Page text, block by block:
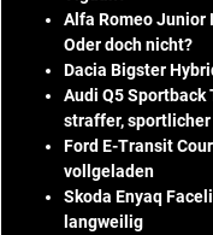
Alfa Romeo Junior
Oder doch nicht?
Dacia Bigster
Audi Q5 Sportback
straffer, sportlicher
Ford E-Transit
vollgeladen
Skoda Enyaq
langweilig